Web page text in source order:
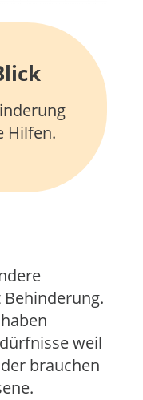
Hilfen.
weil
brauchen